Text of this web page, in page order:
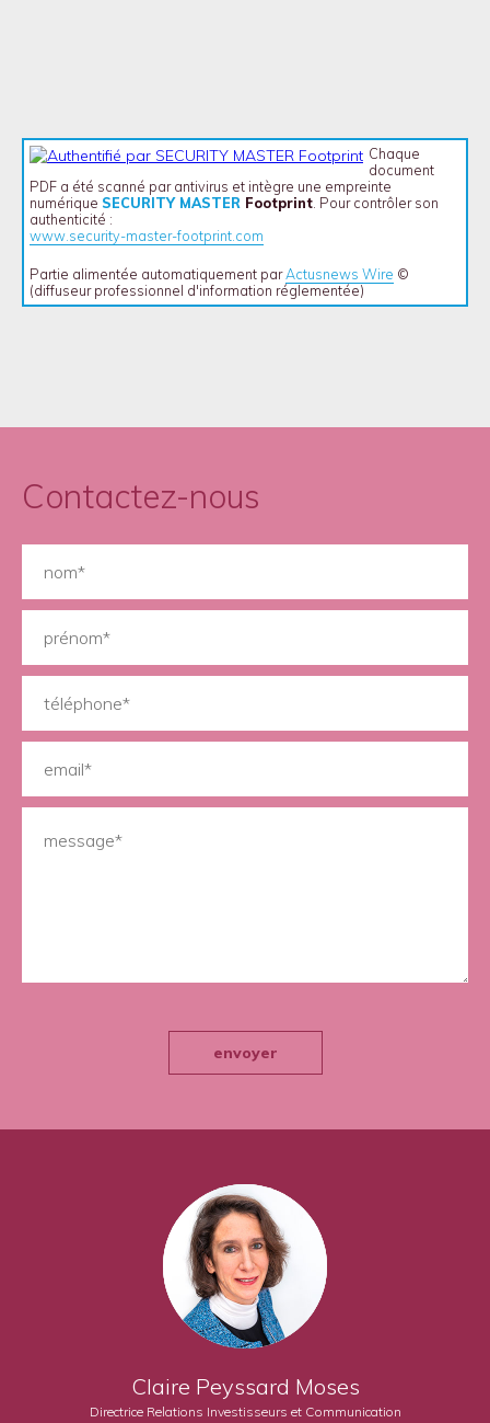
Chaque
document
PDF a été scanné par antivirus et intègre une empreinte
numérique SECURITY MASTER Footprint . Pour contrôler son
authenticité :
www.security-master-footprint.com
Partie alimentée automatiquement parActusnews Wire ©
(diffuseur professionnel d'information réglementée)
Contactez-nous
envoyer
Claire Peyssard Moses
Directrice Relations Investisseurs et Communication